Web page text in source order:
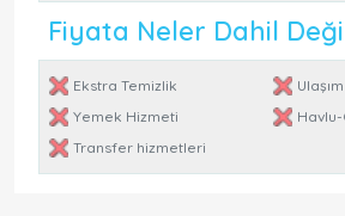
Fiyata Neler Dahil
Ekstra Temizlik
Yemek Hizmeti
Transfer hizmetleri